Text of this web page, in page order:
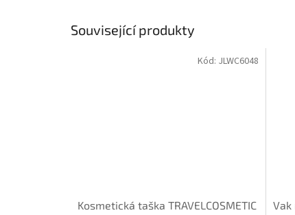
Související produkty
Kosmetická taška TRAVELCOSMETIC
Kód: JLWC6048
Vak